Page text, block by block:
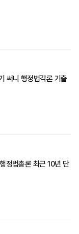
써니 행정법각론 기출
정법총론 최근 10년 단